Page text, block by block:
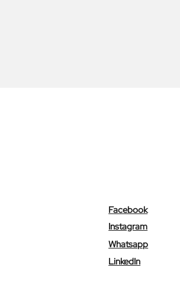
Facebook
Instagram
Whatsapp
LinkedIn